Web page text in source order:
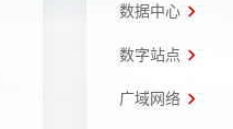
数据中心
数字站点
广域网络